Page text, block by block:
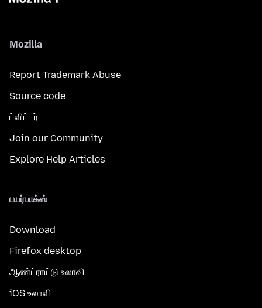
Mozilla
Report Trademark Abuse
Source code
ட்விட்டர்
Join our Community
Explore Help Articles
பயர்பாக்ஸ்
Download
Firefox desktop
ஆண்ட்ராய்டு உலாவி
iOS உலாவி